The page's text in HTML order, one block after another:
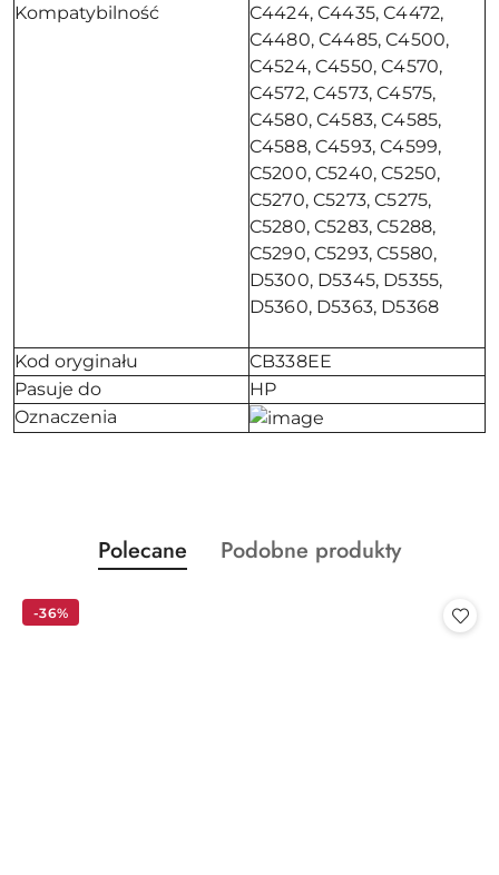
Kompatybilność
C4424, C4435, C4472,
C4480, C4485, C4500,
C4524, C4550, C4570,
C4572, C4573, C4575,
C4580, C4583, C4585,
C4588, C4593, C4599,
C5200, C5240, C5250,
C5270, C5273, C5275,
C5280, C5283, C5288,
C5290, C5293, C5580,
D5300, D5345, D5355,
D5360, D5363, D5368
Kod oryginału
CB338EE
Pasuje do
HP
Oznaczenia
Pomiń karuzelę produktów
Produkty
o
Polecane
Produkty
Podobne produkty
-36%